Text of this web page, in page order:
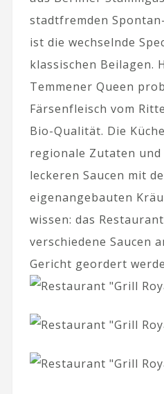
stadtfremden
ist die wechselnde
klassischen Beilagen.
Temmener Queen
Färsenfleisch vom
Bio-Qualität. Die
regionale Zutaten
leckeren Saucen mit
eigenangebauten
wissen: das
verschiedene Saucen
Gericht geordert